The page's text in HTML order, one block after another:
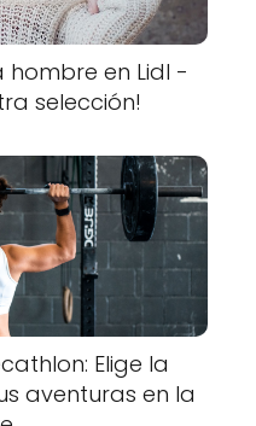
hombre en Lidl -
selección!
Elige la
aventuras en la